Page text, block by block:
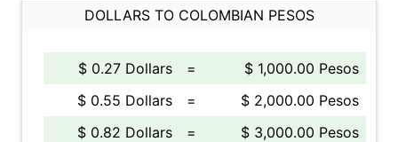
DOLLARS TO COLOMBIAN PESOS
$ 0.27 Dollars =
$ 1,000.00 Pesos
$ 0.55 Dollars
=
$ 2,000.00 Pesos
$ 0.82 Dollars
=
$ 3,000.00 Pesos